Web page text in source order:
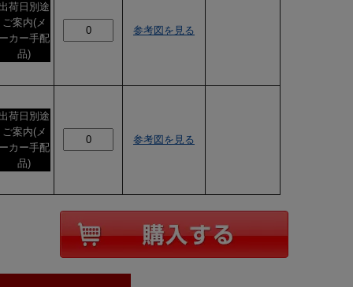
荷日別途
ご案内(メ
カー手配
品)
参考図を見る
荷日別途
ご案内(メ
カー手配
品)
参考図を見る